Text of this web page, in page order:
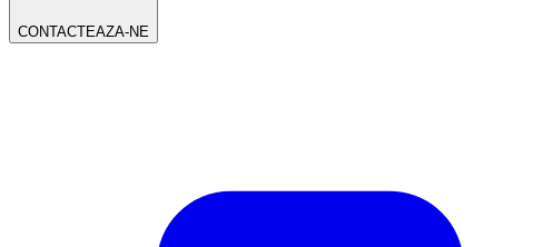
CONTACTEAZA-NE